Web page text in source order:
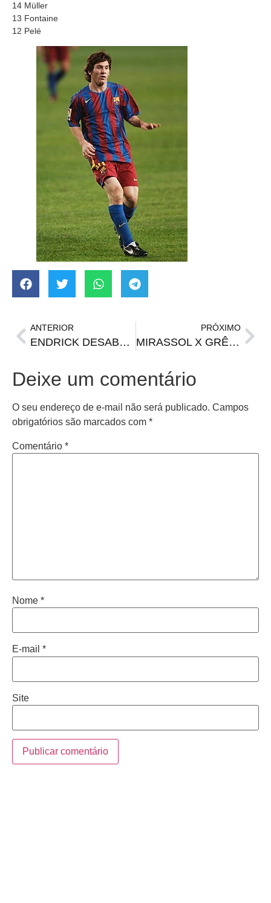
14 Müller
13 Fontaine
12 Pelé
ANTERIOR
ENDRICK DESABAFA COM NEYMAR APÓS FICAR NO BANCO NA ESTREIA DO BRASIL
PRÓXIMO
MIRASSOL X GRÊMIO | Onde assistir, horário e prováveis escalações
Deixe um comentário
O seu endereço de e-mail não será publicado. Campos
obrigatórios são marcados com *
Comentário *
Nome *
E-mail *
Site